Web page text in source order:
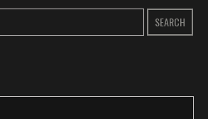
SEARCH